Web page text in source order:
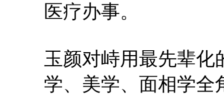
医疗办事。
玉颜对峙用最先辈化
学、美学、面相学全